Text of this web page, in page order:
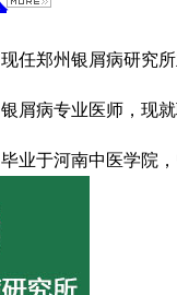
任郑州银屑病研究
屑病专业医师，现
业于河南中医学院